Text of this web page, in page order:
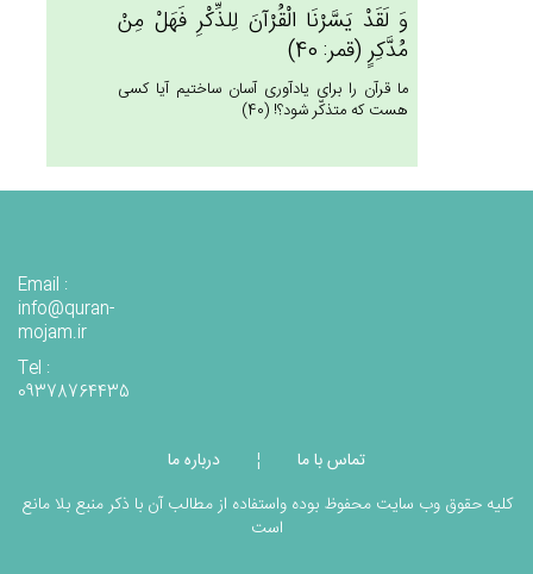
وَ لَقَدْ يَسَّرْنَا الْقُرْآن‌َ لِلذِّكْرِ فَهَل‌ْ مِنْ‌
مُدَّكِرٍ (قمر: 40)
ما قرآن را براى يادآورى آسان ساختيم آيا كسى
هست كه متذكّر شود؟! (40)
Email :
info@quran-
mojam.ir
Tel :
09378764435
تماس با ما ¦
درباره ما
کلیه حقوق وب سایت محفوظ بوده واستفاده از مطالب آن با ذکر منبع بلا مانع
است